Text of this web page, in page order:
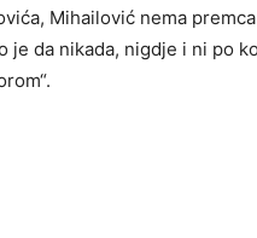
Mihailović nema
je da nikada, nigdje i ni po